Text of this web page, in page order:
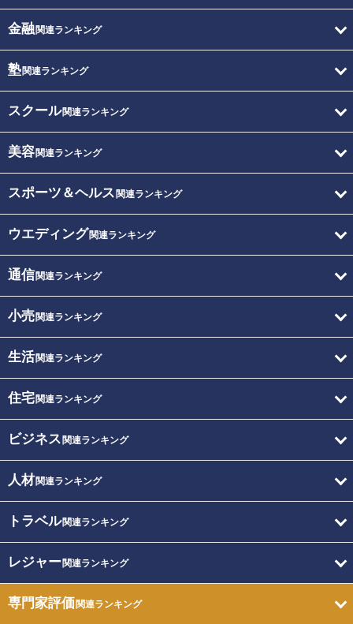
金融関連ランキング
塾関連ランキング
スクール関連ランキング
美容関連ランキング
スポーツ＆ヘルス 関連ランキング
ウエディング関連ランキング
通信関連ランキング
小売関連ランキング
生活関連ランキング
住宅関連ランキング
ビジネス 関連ランキング
人材関連ランキング
トラベル関連ランキング
レジャー関連ランキング
専門家評価関連ランキング